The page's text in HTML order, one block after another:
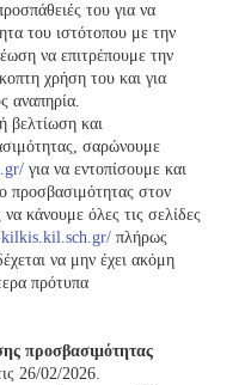
του για να
του ιστότοπου με την
να επιτρέπουμε την
χρήση του και για
αναπηρία.
βελτίωση και
σαρώνουμε
για να εντοπίσουμε και
προσβασιμότητας στον
κάνουμε όλες τις σελίδες
kilkis.kil.sch.gr/πλήρως
να μην έχει ακόμη
πρότυπα
προσβασιμότητας
26/02/2026.